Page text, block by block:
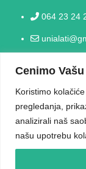
Cenimo
Koristimo
pregledanja,
analizirali naš
našu upotrebu
064 23 24
Radno vreme
Radni
Vikendom